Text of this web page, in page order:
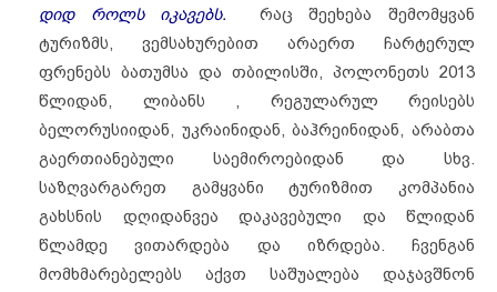
დიდ როლს იკავებს. რაც შეეხება შემომყვან
ტურიზმს, ვემსახურებით არაერთ ჩარტერულ
ფრენებს ბათუმსა და თბილისში, პოლონეთს 2013
წლიდან, ლიბანს , რეგულარულ რეისებს
ბელორუსიიდან, უკრაინიდან, ბაჰრეინიდან, არაბთა
გაერთიანებული საემიროებიდან და სხვ.
საზღვარგარეთ გამყვანი ტურიზმით კომპანია
გახსნის დღიდანვეა დაკავებული და წლიდან
წლამდე ვითარდება და იზრდება. ჩვენგან
მომხმარებელებს აქვთ საშუალება დაჯავშნონ